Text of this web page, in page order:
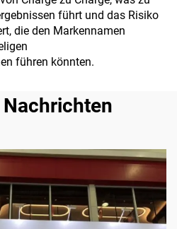
führt und das Risiko
die den Markennamen
führen könnten.